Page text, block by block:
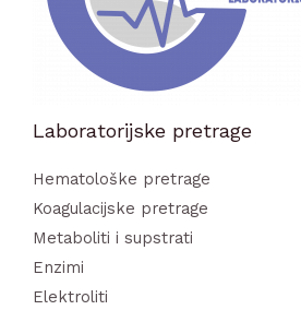
Laboratorijske pretrage
Hematološke pretrage
Koagulacijske pretrage
Metaboliti i supstrati
Enzimi
Elektroliti